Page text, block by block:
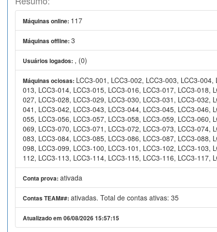
Máquinas online: 117
Máquinas offline: 3
Usuários logados: , (0)
Máquinas ociosas: LCC3-001, LCC3-002, LCC3-003, LCC3-
013, LCC3-014, LCC3-015, LCC3-016, LCC3-017, LCC3-018,
027, LCC3-028, LCC3-029, LCC3-030, LCC3-031, LCC3-032,
041, LCC3-042, LCC3-043, LCC3-044, LCC3-045, LCC3-046,
055, LCC3-056, LCC3-057, LCC3-058, LCC3-059, LCC3-060,
069, LCC3-070, LCC3-071, LCC3-072, LCC3-073, LCC3-074,
083, LCC3-084, LCC3-085, LCC3-086, LCC3-087, LCC3-088,
098, LCC3-099, LCC3-100, LCC3-101, LCC3-102, LCC3-103,
112, LCC3-113, LCC3-114, LCC3-115, LCC3-116, LCC3-117,
Conta prova: ativada
Contas TEAM##: ativadas. Total de contas ativas: 35
Atualizado em 06/08/2026 15:57:15